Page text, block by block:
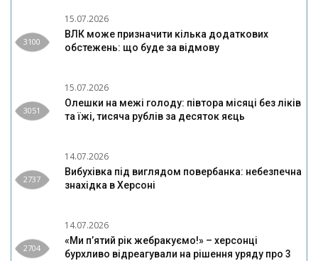
3100
15.07.2026
ВЛК може призначити кілька додаткових
обстежень: що буде за відмову
3051
15.07.2026
Олешки на межі голоду: півтора місяці без ліків
та їжі, тисяча рублів за десяток яєць
2737
14.07.2026
Вибухівка під виглядом повербанка: небезпечна
знахідка в Херсоні
2704
14.07.2026
«Ми п’ятий рік жебракуємо!» – херсонці
бурхливо відреагували на рішення уряду про 3